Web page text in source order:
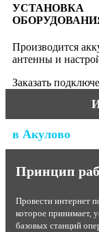
УСТАНОВКА
Производится
антенны и
Заказать
в Акулово
Принцип
Провести интернет
которое принимает,
базовых станций